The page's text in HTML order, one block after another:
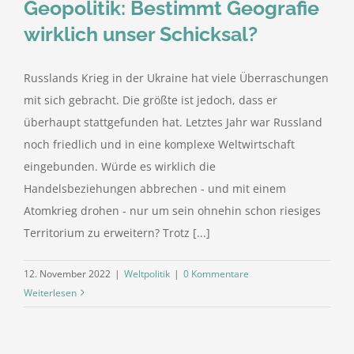
Geopolitik: Bestimmt Geografie
wirklich unser Schicksal?
Russlands Krieg in der Ukraine hat viele Überraschungen
mit sich gebracht. Die größte ist jedoch, dass er
überhaupt stattgefunden hat. Letztes Jahr war Russland
noch friedlich und in eine komplexe Weltwirtschaft
eingebunden. Würde es wirklich die
Handelsbeziehungen abbrechen - und mit einem
Atomkrieg drohen - nur um sein ohnehin schon riesiges
Territorium zu erweitern? Trotz [...]
12. November 2022 | Weltpolitik | 0 Kommentare
Weiterlesen